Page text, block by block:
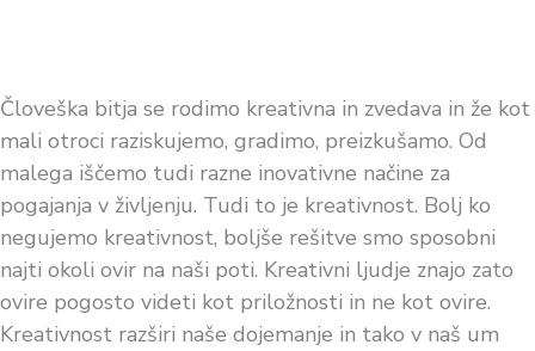
Človeška bitja se rodimo kreativna in zvedava in že kot
mali otroci raziskujemo, gradimo, preizkušamo. Od
malega iščemo tudi razne inovativne načine za
pogajanja v življenju. Tudi to je kreativnost. Bolj ko
negujemo kreativnost, boljše rešitve smo sposobni
najti okoli ovir na naši poti. Kreativni ljudje znajo zato
ovire pogosto videti kot priložnosti in ne kot ovire.
Kreativnost razširi naše dojemanje in tako v naš um